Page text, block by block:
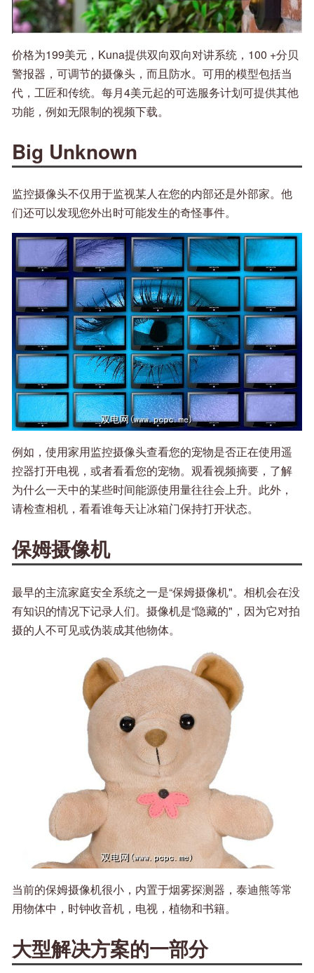
价格为199美元，Kuna提供双向双向对讲系统，100 +分贝
警报器，可调节的摄像头，而且防水。可用的模型包括当
代，工匠和传统。每月4美元起的可选服务计划可提供其他
功能，例如无限制的视频下载。
Big Unknown
监控摄像头不仅用于监视某人在您的内部还是外部家。他
们还可以发现您外出时可能发生的奇怪事件。
例如，使用家用监控摄像头查看您的宠物是否正在使用遥
控器打开电视，或者看看您的宠物。观看视频摘要，了解
为什么一天中的某些时间能源使用量往往会上升。此外，
请检查相机，看看谁每天让冰箱门保持打开状态。
保姆摄像机
最早的主流家庭安全系统之一是“保姆摄像机"。相机会在没
有知识的情况下记录人们。摄像机是“隐藏的"，因为它对拍
摄的人不可见或伪装成其他物体。
当前的保姆摄像机很小，内置于烟雾探测器，泰迪熊等常
用物体中，时钟收音机，电视，植物和书籍。
大型解决方案的一部分